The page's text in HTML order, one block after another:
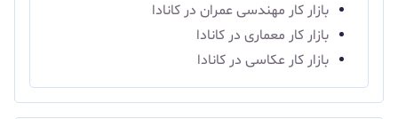
بازار کار مهندسی عمران در کانادا
بازار کار معماری در کانادا
بازار کار عکاسی در کانادا